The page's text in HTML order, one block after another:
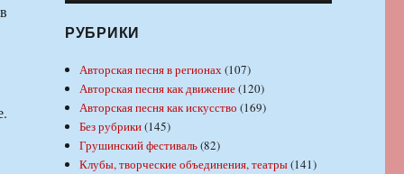
РУБРИКИ
Авторская песня в регионах(107)
Авторская песня как движение(120)
Авторская песня как искусство (169)
Без рубрики(145)
Грушинский фестиваль(82)
Клубы, творческие объединения, театры(141)